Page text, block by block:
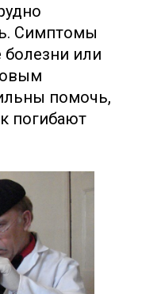
Симптомы
болезни или
помочь,
погибают